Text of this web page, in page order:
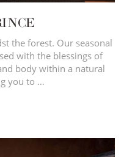
the forest. Our seasonal
with the blessings of
body within a natural
and luxurious setting, guiding you to …